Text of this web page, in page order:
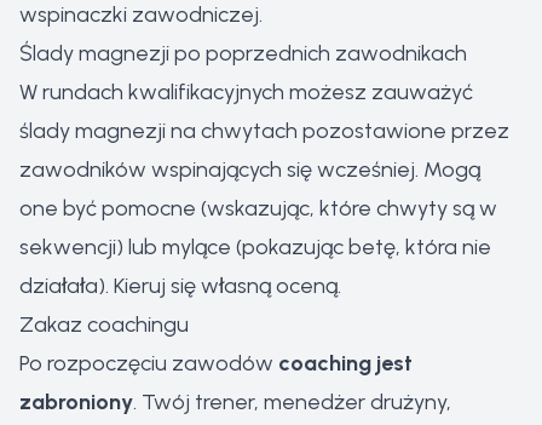
wspinaczki zawodniczej.
Ślady magnezji po poprzednich zawodnikach
W rundach kwalifikacyjnych możesz zauważyć
ślady magnezji na chwytach pozostawione przez
zawodników wspinających się wcześniej. Mogą
one być pomocne (wskazując, które chwyty są w
sekwencji) lub mylące (pokazując betę, która nie
działała). Kieruj się własną oceną.
Zakaz coachingu
Po rozpoczęciu zawodów coaching jest
zabroniony. Twój trener, menedżer drużyny,